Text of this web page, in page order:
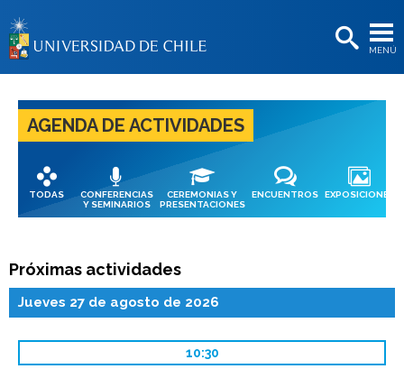
MENÚ
BIBLIOTECAS
Postulantes
Estudiantes
Académicas/os
Egresadas/os
AGENDA DE ACTIVIDADES
TODAS
CONFERENCIAS
Y SEMINARIOS
CEREMONIAS Y
PRESENTACIONES
ENCUENTROS EXPOSICIONES
Próximas actividades
Jueves 27 de agosto de 2026
10:30